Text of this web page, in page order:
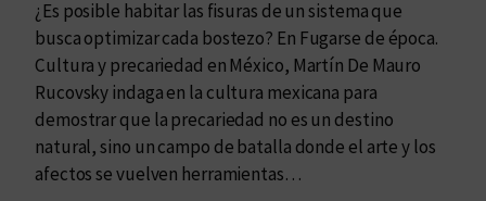
a
p
r
o
p
u
e
¿Es posible habitar las fisuras de un sistema que
busca optimizar cada bostezo? En Fugarse de época.
Cultura y precariedad en México, Martín De Mauro
Rucovsky indaga en la cultura mexicana para
demostrar que la precariedad no es un destino
natural, sino un campo de batalla donde el arte y los
afectos se vuelven herramientas…